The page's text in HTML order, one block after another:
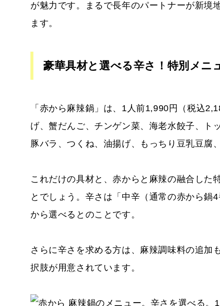
が魅力です。まるで長年のパートナーが新境
ます。
豪華具材と選べる辛さ！特別メニ
「赤から麻辣鍋」は、1人前1,990円（税込
げ、蟹だんご、チンゲン菜、海老水餃子、ト
豚バラ、つくね、油揚げ、もっちり豆乳豆腐
これだけの具材と、赤からと麻辣の融合した
とでしょう。辛さは「中辛（通常の赤から
から選べるとのことです。
さらに辛さを求める方は、麻辣調味料の追加
択肢が用意されています。